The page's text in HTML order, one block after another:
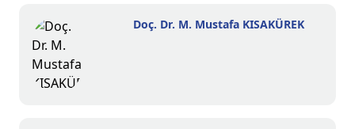
Doç. Dr. M. Mustafa KISAKÜREK